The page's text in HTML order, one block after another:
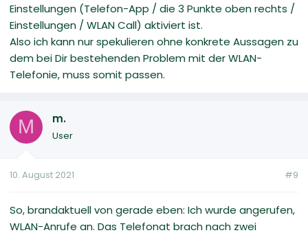
Einstellungen (Telefon-App / die 3 Punkte oben rechts /
Einstellungen / WLAN Call) aktiviert ist.
Also ich kann nur spekulieren ohne konkrete Aussagen zu
dem bei Dir bestehenden Problem mit der WLAN-
Telefonie, muss somit passen.
M m.
User
10. August 2021 #9
So, brandaktuell von gerade eben: Ich wurde angerufen,
WLAN-Anrufe an. Das Telefonat brach nach zwei